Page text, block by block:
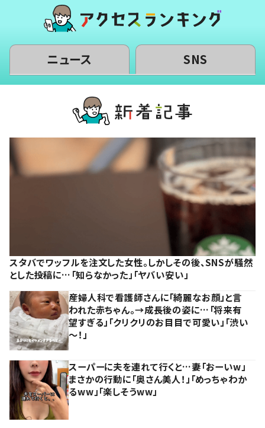
ニュース SNS
スタバでワッフルを注文した女性。しかしその後、SNSが騒然
とした投稿に…「知らなかった」「ヤバい安い」
産婦人科で看護師さんに「綺麗なお顔」と言
われた赤ちゃん。→成長後の姿に…「将来有
望すぎる」「クリクリのお目目で可愛い」「渋い
～！」
スーパーに夫を連れて行くと…妻「おーいw」
まさかの行動に「奥さん美人！」「めっちゃわか
るww」「楽しそうww」